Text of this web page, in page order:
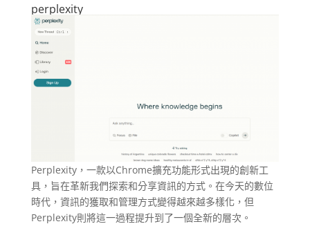
perplexity
Perplexity，一款以Chrome擴充功能形式出現的創新工
具，旨在革新我們探索和分享資訊的方式。在今天的數位
時代，資訊的獲取和管理方式變得越來越多樣化，但
Perplexity則將這一過程提升到了一個全新的層次。